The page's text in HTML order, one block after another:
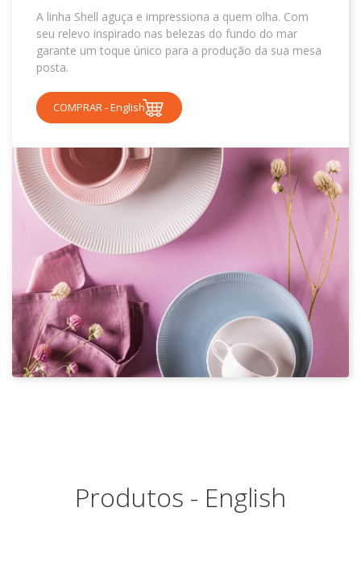
A linha Shell aguça e impressiona a quem olha. Com
seu relevo inspirado nas belezas do fundo do mar
garante um toque único para a produção da sua mesa
posta.
COMPRAR - English
Produtos - English